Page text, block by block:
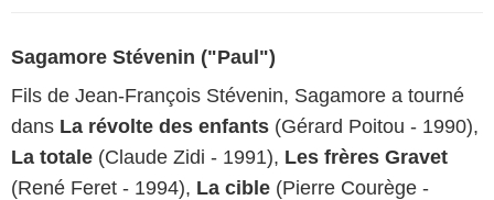
Sagamore Stévenin ("Paul")
Fils de Jean-François Stévenin, Sagamore a tourné
dans La révolte des enfants (Gérard Poitou - 1990),
La totale (Claude Zidi - 1991), Les frères Gravet
(René Feret - 1994), La cible (Pierre Courège -